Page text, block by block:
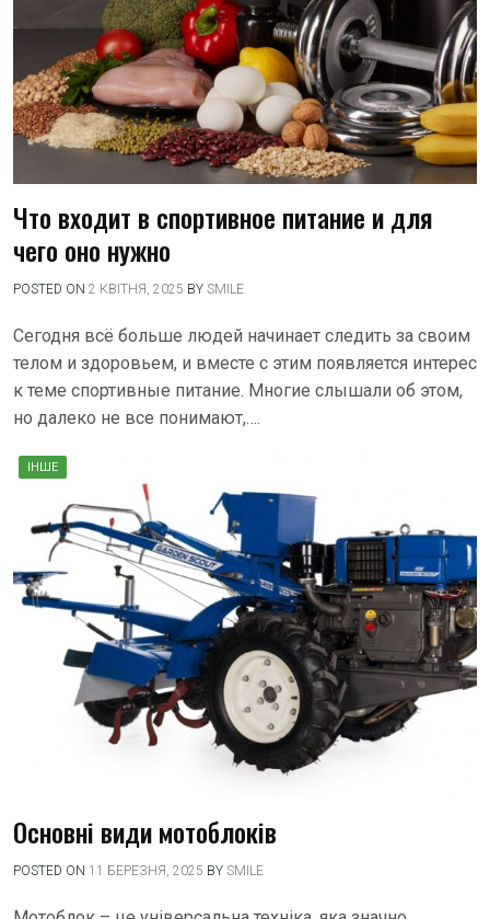
Что входит в спортивное питание и для
чего оно нужно
POSTED ON 2 КВІТНЯ, 2025 BY SMILE
Сегодня всё больше людей начинает следить за своим
телом и здоровьем, и вместе с этим появляется интерес
к теме спортивные питание. Многие слышали об этом,
но далеко не все понимают,….
ІНШЕ
Основні види мотоблоків
POSTED ON 11 БЕРЕЗНЯ, 2025 BY SMILE